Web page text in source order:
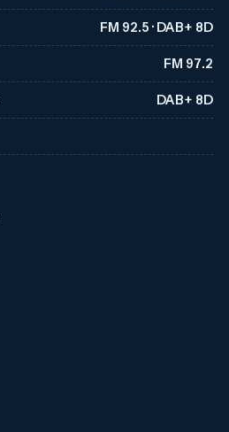
FM 92.5 · DAB+ 8D
FM 97.2
DAB+ 8D